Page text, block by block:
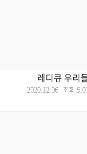
레디큐 우리
2020.12.06 조회